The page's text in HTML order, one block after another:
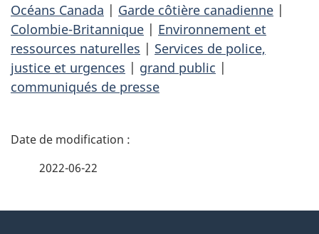
Océans Canada | Garde côtière canadienne |
Colombie-Britannique | Environnement et
ressources naturelles | Services de police,
justice et urgences | grand public |
communiqués de presse
D
2022-06-22